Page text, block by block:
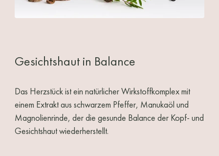
Gesichtshaut in Balance
Das Herzstück ist ein natürlicher Wirkstoffkomplex mit
einem Extrakt aus schwarzem Pfeffer, Manukaöl und
Magnolienrinde, der die gesunde Balance der Kopf- und
Gesichtshaut wiederherstellt.